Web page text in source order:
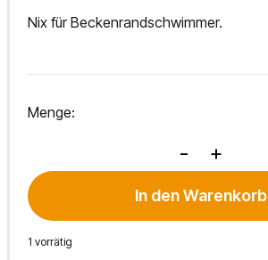
Nix für Beckenrandschwimmer.
Menge:
-
2021
+
In den Warenkorb
1 vorrätig